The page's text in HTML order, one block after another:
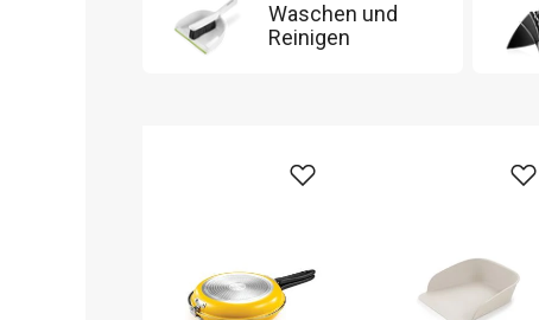
Waschen und
Reinigen